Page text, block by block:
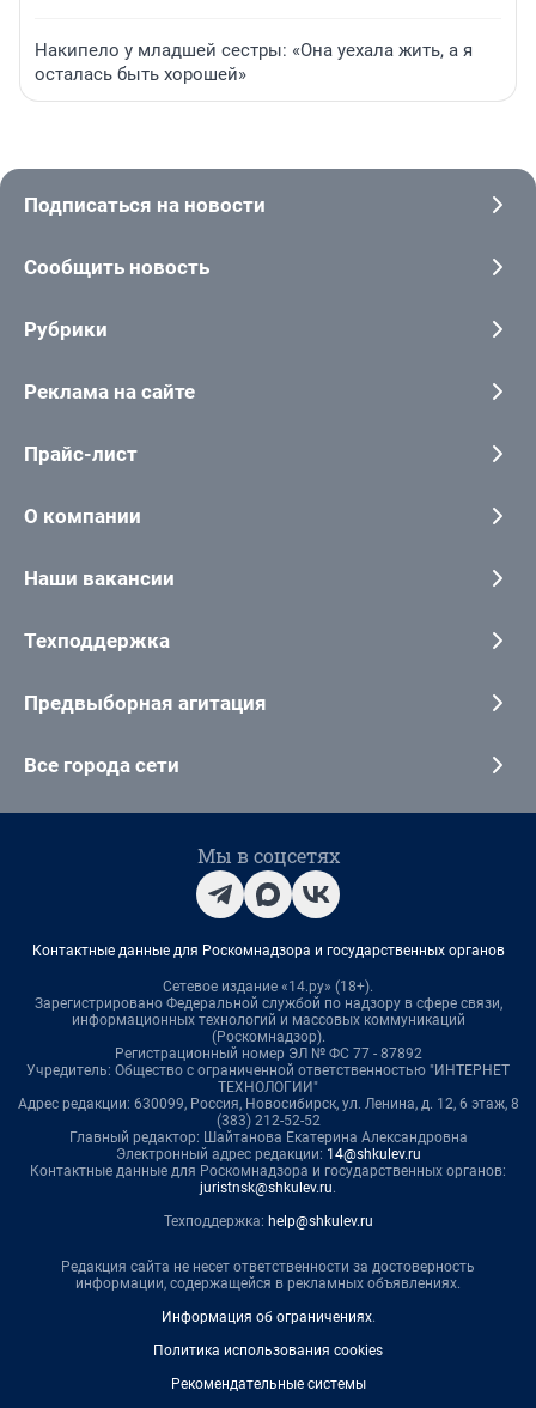
Накипело у младшей сестры: «Она уехала жить, а я
осталась быть хорошей»
Подписаться на новости
Сообщить новость
Рубрики
Реклама на сайте
Прайс-лист
О компании
Наши вакансии
Техподдержка
Предвыборная агитация
Все города сети
Мы в соцсетях
Контактные данные для Роскомнадзора и государственных органов
Сетевое издание «14.ру» (18+).
Зарегистрировано Федеральной службой по надзору в сфере связи,
информационных технологий и массовых коммуникаций
(Роскомнадзор).
Регистрационный номер ЭЛ № ФС 77 - 87892
Учредитель: Общество с ограниченной ответственностью "ИНТЕРНЕТ
ТЕХНОЛОГИИ"
Адрес редакции: 630099, Россия, Новосибирск, ул. Ленина, д. 12, 6 этаж, 8
(383) 212-52-52
Главный редактор: Шайтанова Екатерина Александровна
Электронный адрес редакции: 14@shkulev.ru
Контактные данные для Роскомнадзора и государственных органов:
juristnsk@shkulev.ru.
Техподдержка: help@shkulev.ru
Редакция сайта не несет ответственности за достоверность
информации, содержащейся в рекламных объявлениях.
Информация об ограничениях.
Политика использования cookies
Рекомендательные системы